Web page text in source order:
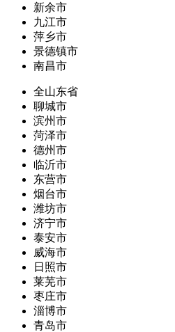
新余市
九江市
萍乡市
景德镇市
南昌市
全山东省
聊城市
滨州市
菏泽市
德州市
临沂市
东营市
烟台市
潍坊市
济宁市
泰安市
威海市
日照市
莱芜市
枣庄市
淄博市
青岛市